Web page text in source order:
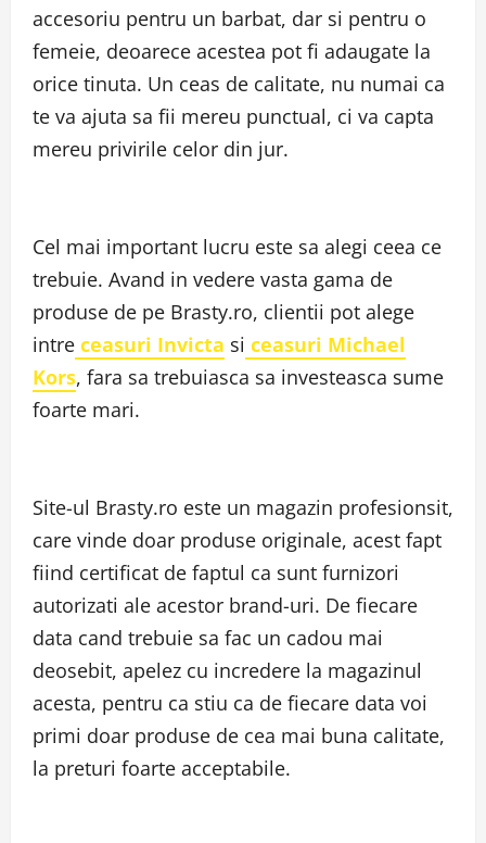
accesoriu pentru un barbat, dar si pentru o
femeie, deoarece acestea pot fi adaugate la
orice tinuta. Un ceas de calitate, nu numai ca
te va ajuta sa fii mereu punctual, ci va capta
mereu privirile celor din jur.
Cel mai important lucru este sa alegi ceea ce
trebuie. Avand in vedere vasta gama de
produse de pe Brasty.ro, clientii pot alege
intre ceasuri Invicta si ceasuri Michael
Kors, fara sa trebuiasca sa investeasca sume
foarte mari.
Site-ul Brasty.ro este un magazin profesionsit,
care vinde doar produse originale, acest fapt
fiind certificat de faptul ca sunt furnizori
autorizati ale acestor brand-uri. De fiecare
data cand trebuie sa fac un cadou mai
deosebit, apelez cu incredere la magazinul
acesta, pentru ca stiu ca de fiecare data voi
primi doar produse de cea mai buna calitate,
la preturi foarte acceptabile.